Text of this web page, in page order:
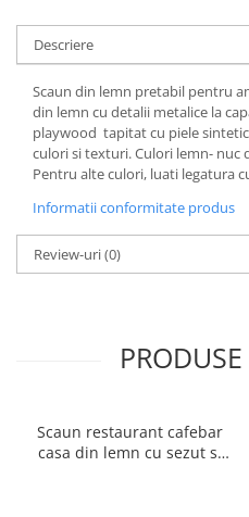
Descriere
Scaun din lemn pretabil pentru
din lemn cu detalii metalice la
playwood tapitat cu piele
culori si texturi. Culori lemn- nuc
Pentru alte culori, luati legatura
Informatii conformitate produs
Review-uri(0)
Scaun restaurant cafebar
casa din lemn cu sezut si